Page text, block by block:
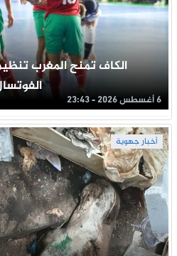
الكاف تمنح المغرب
6 أغسطس 2026 - 23:43
أخبار جهوية